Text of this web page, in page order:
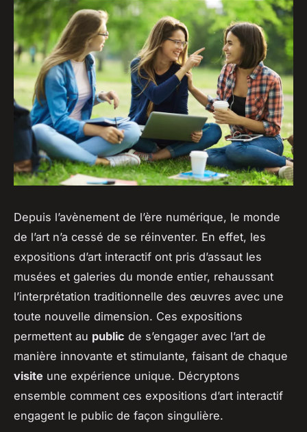
Depuis l’avènement de l’ère numérique, le monde
de l’art n’a cessé de se réinventer. En effet, les
expositions d’art interactif ont pris d’assaut les
musées et galeries du monde entier, rehaussant
l’interprétation traditionnelle des œuvres avec une
toute nouvelle dimension. Ces expositions
permettent au public de s’engager avec l’art de
manière innovante et stimulante, faisant de chaque
visite une expérience unique. Décryptons
ensemble comment ces expositions d’art interactif
engagent le public de façon singulière.